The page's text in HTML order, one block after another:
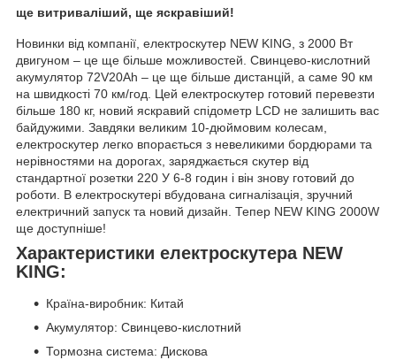
ще витриваліший, ще яскравіший!
Новинки від компанії, електроскутер NEW KING, з 2000 Вт
двигуном – це ще більше можливостей. Свинцево-кислотний
акумулятор 72V20Ah – це ще більше дистанцій, а саме 90 км
на швидкості 70 км/год. Цей електроскутер готовий перевезти
більше 180 кг, новий яскравий спідометр LCD не залишить вас
байдужими. Завдяки великим 10-дюймовим колесам,
електроскутер легко впорається з невеликими бордюрами та
нерівностями на дорогах, заряджається скутер від
стандартної розетки 220 У 6-8 годин і він знову готовий до
роботи. В електроскутері вбудована сигналізація, зручний
електричний запуск та новий дизайн. Тепер NEW KING 2000W
ще доступніше!
Характеристики електроскутера NEW
KING:
Країна-виробник: Китай
Акумулятор: Свинцево-кислотний
Тормозна система: Дискова